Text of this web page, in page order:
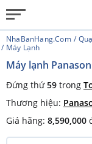
NhaBanHang.com
Máy Lạnh
Máy lạnh
Đứng thứ59 trong
Thương hiệu:
Giá hãng: 8,590,000